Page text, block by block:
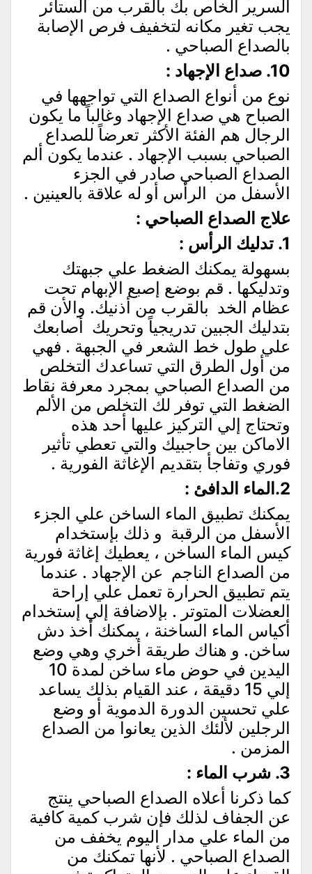
السرير الخاص بك بالقرب من الستائر
يجب تغير مكانه لتخفيف فرص الإصابة
بالصداع الصباحي .
10. صداع الإجهاد :
نوع من أنواع الصداع التي تواجهها في
الصباح هي صداع الإجهاد وغالباً ما يكون
الرجال هم الفئة الأكثر تعرضاً للصداع
الصباحي بسبب الإجهاد . عندما يكون ألم
الصداع الصباحي صادر في الجزء
الأسفل من الرأس أو له علاقة بالعينين .
علاج الصداع الصباحي :
1. تدليك الرأس :
بسهولة يمكنك الضغط علي جبهتك
وتدليكها . قم بوضع إصبع الإبهام تحت
عظام الخد بالقرب من أذنيك. والأن قم
بتدليك الجبين تدريجياً وتحريك أصابعك
علي طول خط الشعر في الجبهة . فهي
من أول الطرق التي تساعدك التخلص
من الصداع الصباحي بمجرد معرفة نقاط
الضغط التي توفر لك التخلص من الألم
وتحتاج إلي التركيز عليها أحد هذه
الاماكن بين حاجبيك والتي تعطي تأثير
فوري وتفاجأ بتقديم الإغاثة الفورية .
2.الماء الدافئ
:
يمكنك تطبيق الماء الساخن علي الجزء
الأسفل من الرقبة و ذلك بإستخدام
كيس الماء الساخن ، يعطيك إغاثة فورية
من الصداع الناجم عن الإجهاد . عندما
يتم تطبيق الحرارة تعمل علي إراحة
العضلات المتوتر . بإلاضافة إلي إستخدام
أكياس الماء الساخنة ، يمكنك أخذ دش
ساخن. و هناك طريقة أخري وهي وضع
اليدين في حوض ماء ساخن لمدة 10
إلي 15 دقيقة ، عند القيام بذلك يساعد
علي تحسين الدورة الدموية أو وضع
الرجلين لألئك الذين يعانوا من الصداع
المزمن .
3. شرب الماء :
كما ذكرنا أعلاه الصداع الصباحي ينتج
عن الجفاف لذلك فإن شرب كمية كافية
من الماء علي مدار اليوم يخفف من
الصداع الصباحي . لأنها تمكنك من